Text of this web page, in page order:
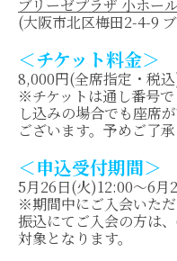
ブリーゼプラザ 小ホー
(大阪市北区梅田2-4-9
＜チケット料金＞
8,000円(全席指定・税
※チケットは通し番号
し込みの場合でも座席
ございます。予めご了承
＜申込受付期間＞
5月26日(火)12:00～6月
※期間中にご入会いた
振込にてご入会の方は
対象となります。